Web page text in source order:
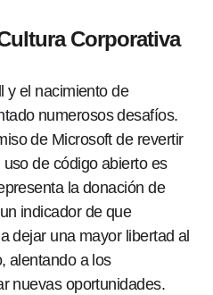
Corporativa
y el nacimiento de
numerosos desafíos.
de Microsoft de revertir
de código abierto es
la donación de
indicador de que
dejar una mayor libertad al
alentando a los
nuevas oportunidades.